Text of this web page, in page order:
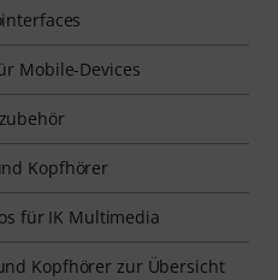
Mobile-Devices
Kopfhörer
für IK Multimedia
Kopfhörer zur Übersicht